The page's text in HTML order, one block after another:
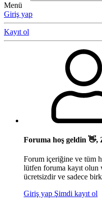
Menü
Giriş yap
Kayıt ol
Foruma hoş geldin 👋,
Forum içeriğine ve tüm
lütfen foruma kayıt olun
ücretsizdir ve sadece
Giriş yap Şimdi kayıt ol